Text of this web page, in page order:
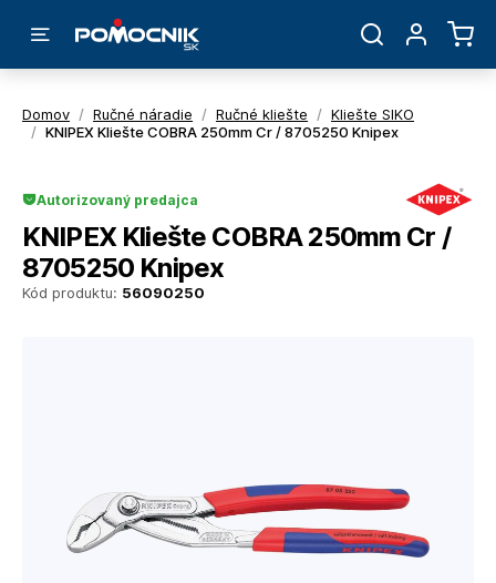
Domov / Ručné náradie / Ručné kliešte / Kliešte SIKO
/ KNIPEX Kliešte COBRA 250mm Cr / 8705250 Knipex
Kód produktu: 56090250
Autorizovaný predajca
KNIPEX Kliešte COBRA 250mm Cr /
8705250 Knipex